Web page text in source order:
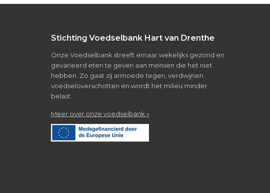
Stichting Voedselbank Hart van Drenthe
Onze Voedselbank streeft ernaar wekelijks gezond en
gevarieerd eten te geven aan mensen die het niet
hebben. Zo gaat zij armoede tegen, verdwijnen
voedseloverschotten en wordt het milieu minder
belast.
Meer over onze voedselbank »about